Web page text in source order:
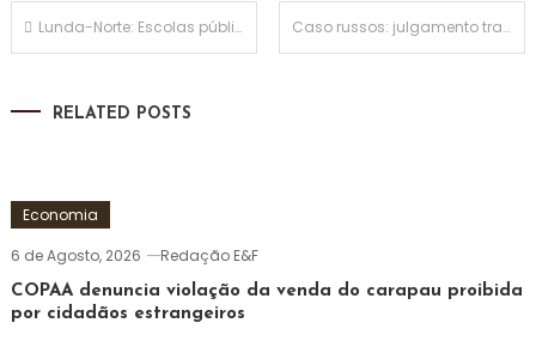
Navegação
Lunda-Norte: Escolas públicas do Cambulo correm risco de fechar devido a 11 meses de subsídios em atraso Caso russos: julgamento trava por falta de… um advogado
RELATED POSTS
Economia
6 de Agosto, 2026
Redação E&F
COPAA denuncia violação da venda do carapau proibida
por cidadãos estrangeiros